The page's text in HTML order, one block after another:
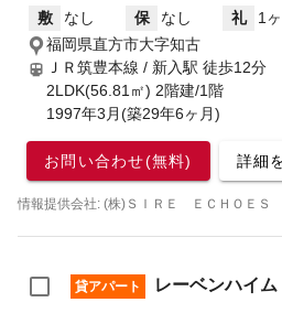
敷 なし 保 なし 礼
1
福岡県直方市大字知古
ＪＲ筑豊本線 / 新入駅 徒歩12分
2LDK(56.81㎡) 2階建/1階
1997年3月(築29年6ヶ月)
お問い合わせ(無料) 詳細
情報提供会社: (株)ＳＩＲＥ ＥＣＨＯＥＳ
貸アパート レーベンハイ